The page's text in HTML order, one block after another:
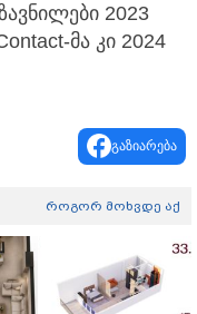
2023
მა კი 2024
გაზიარება
როგორ მოხვდე აქ